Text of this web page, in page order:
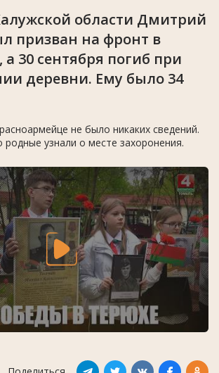
области Дмитрий
призван на фронт в
а 30 сентября погиб при
деревни. Ему было 34
не было никаких сведений.
узнали о месте захоронения.